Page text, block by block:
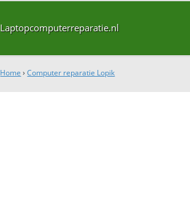
Laptopcomputerreparatie.nl
Home ›Computer reparatie Lopik